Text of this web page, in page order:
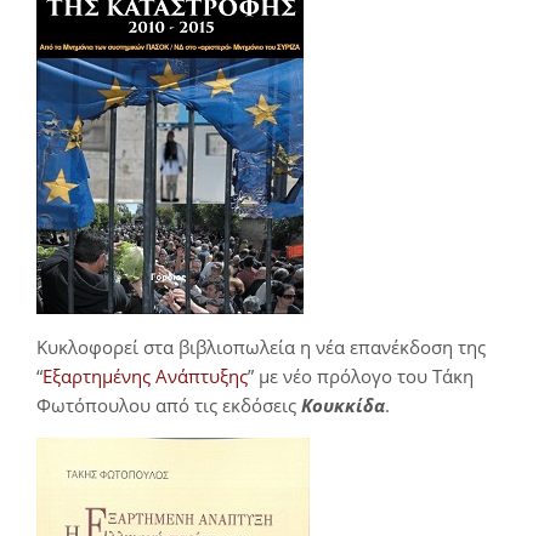
Κυκλοφορεί στα βιβλιοπωλεία η νέα επανέκδοση της
“Εξαρτημένης Ανάπτυξης” με νέο πρόλογο του Τάκη
Φωτόπουλου από τις εκδόσεις Κουκκίδα.